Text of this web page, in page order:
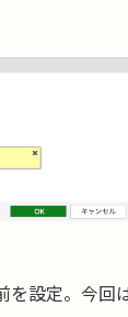
を設定。今回